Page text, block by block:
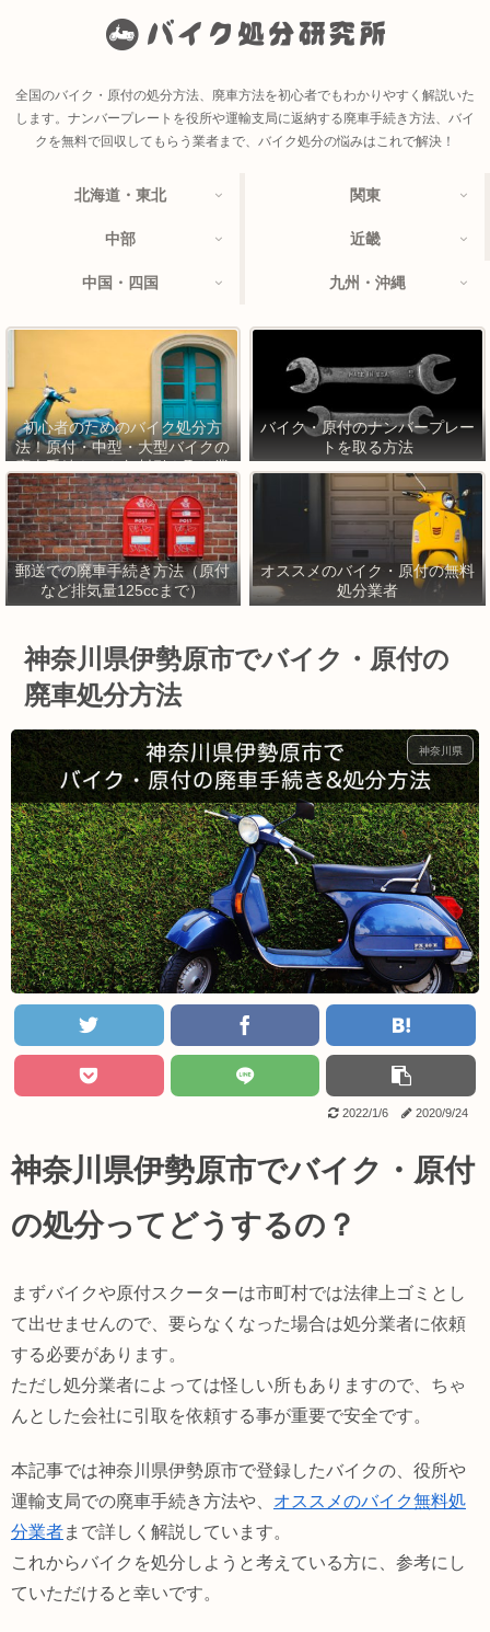
全国のバイク・原付の処分方法、廃車方法を初心者でもわかりやすく解説いた
します。ナンバープレートを役所や運輸支局に返納する廃車手続き方法、バイ
クを無料で回収してもらう業者まで、バイク処分の悩みはこれで解決！
北海道・東北 関東
中部 近畿
中国・四国 九州・沖縄
初心者のためのバイク処分方
法！原付・中型・大型バイクの
廃車手続きから無料引き取り業
者まで
バイク・原付のナンバープレー
トを取る方法
郵送での廃車手続き方法（原付
など排気量125ccまで）
オススメのバイク・原付の無料
処分業者
神奈川県伊勢原市でバイク・原付の
廃車処分方法
神奈川県
2022/1/6 2020/9/24
神奈川県伊勢原市でバイク・原付
の処分ってどうするの？
まずバイクや原付スクーターは市町村では法律上ゴミとし
て出せませんので、要らなくなった場合は処分業者に依頼
する必要があります。
ただし処分業者によっては怪しい所もありますので、ちゃ
んとした会社に引取を依頼する事が重要で安全です。
本記事では神奈川県伊勢原市で登録したバイクの、役所や
運輸支局での廃車手続き方法や、 オススメのバイク無料処
分業者まで詳しく解説しています。
これからバイクを処分しようと考えている方に、参考にし
ていただけると幸いです。